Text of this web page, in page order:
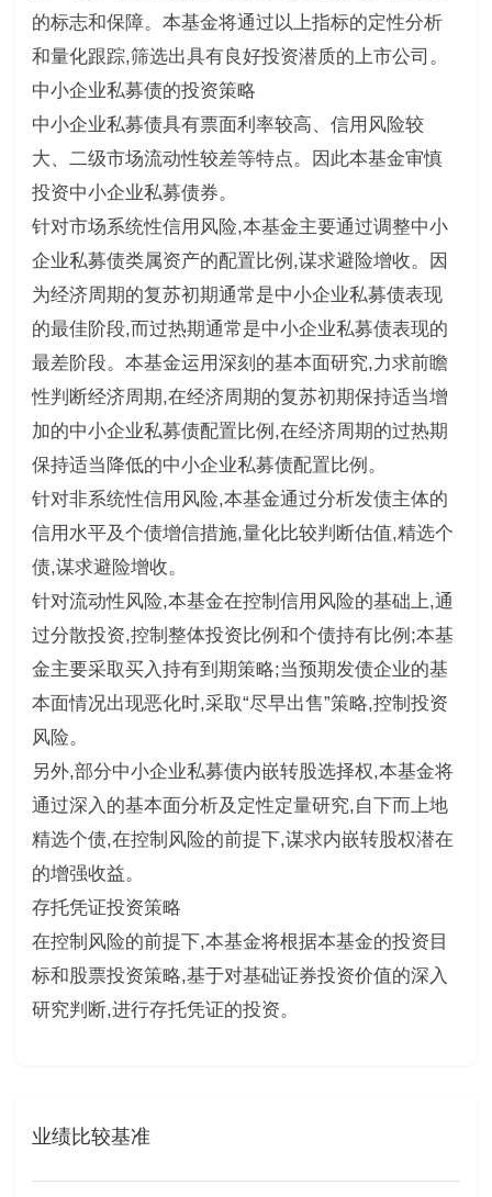
的标志和保障。本基金将通过以上指标的定性分析
和量化跟踪,筛选出具有良好投资潜质的上市公司。
中小企业私募债的投资策略
中小企业私募债具有票面利率较高、信用风险较
大、二级市场流动性较差等特点。因此本基金审慎
投资中小企业私募债券。
针对市场系统性信用风险,本基金主要通过调整中小
企业私募债类属资产的配置比例,谋求避险增收。因
为经济周期的复苏初期通常是中小企业私募债表现
的最佳阶段,而过热期通常是中小企业私募债表现的
最差阶段。本基金运用深刻的基本面研究,力求前瞻
性判断经济周期,在经济周期的复苏初期保持适当增
加的中小企业私募债配置比例,在经济周期的过热期
保持适当降低的中小企业私募债配置比例。
针对非系统性信用风险,本基金通过分析发债主体的
信用水平及个债增信措施,量化比较判断估值,精选个
债,谋求避险增收。
针对流动性风险,本基金在控制信用风险的基础上,通
过分散投资,控制整体投资比例和个债持有比例;本基
金主要采取买入持有到期策略;当预期发债企业的基
本面情况出现恶化时,采取“尽早出售”策略,控制投资
风险。
另外,部分中小企业私募债内嵌转股选择权,本基金将
通过深入的基本面分析及定性定量研究,自下而上地
精选个债,在控制风险的前提下,谋求内嵌转股权潜在
的增强收益。
存托凭证投资策略
在控制风险的前提下,本基金将根据本基金的投资目
标和股票投资策略,基于对基础证券投资价值的深入
研究判断,进行存托凭证的投资。
业绩比较基准